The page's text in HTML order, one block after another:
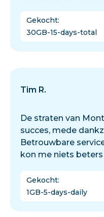
Gekocht:
30GB-15-days-total
Tim R.
De straten van
succes, mede
Betrouwbare
kon me niets beters
Gekocht:
1GB-5-days-daily